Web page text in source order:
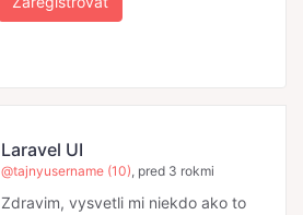
Laravel UI
@tajnyusername (10) , pred 3 rokmi
Zdravim, vysvetli mi niekdo ako to